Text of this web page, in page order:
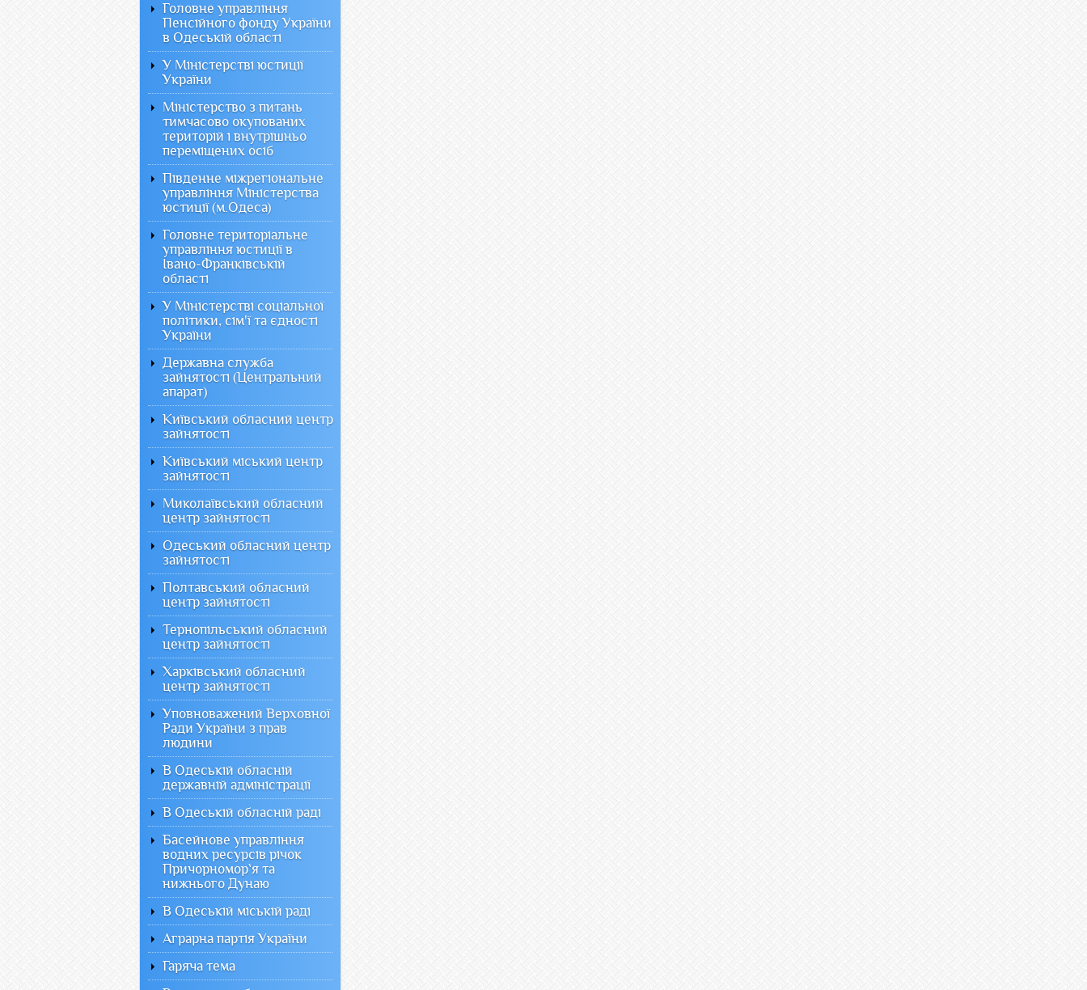
Головне управління
Пенсійного фонду України
в Одеській області
У Міністерстві юстиції
України
Міністерство з питань
тимчасово окупованих
територій і внутрішньо
переміщених осіб
Південне міжрегіональне
управління Міністерства
юстиції (м.Одеса)
Головне територіальне
управління юстиції в
Івано-Франківській
області
У Міністерстві соціальної
політики, сім'ї та єдності
України
Державна служба
зайнятості (Центральний
апарат)
Київський обласний центр
зайнятості
Київський міський центр
зайнятості
Миколаївський обласний
центр зайнятості
Одеський обласний центр
зайнятості
Полтавський обласний
центр зайнятості
Тернопільський обласний
центр зайнятості
Харківський обласний
центр зайнятості
Уповноважений Верховної
Ради України з прав
людини
В Одеській обласній
державній адміністрації
В Одеській обласній раді
Басейнове управління
водних ресурсів річок
Причорномор`я та
нижнього Дунаю
В Одеській міській раді
Аграрна партія України
Гаряча тема